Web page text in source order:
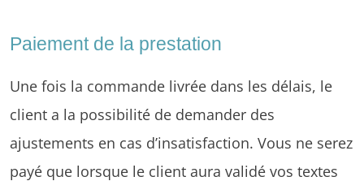
Paiement de la prestation
Une fois la commande livrée dans les délais, le
client a la possibilité de demander des
ajustements en cas d’insatisfaction. Vous ne serez
payé que lorsque le client aura validé vos textes